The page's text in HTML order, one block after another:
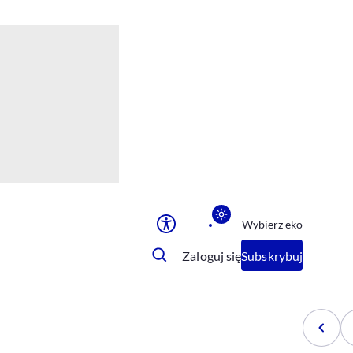
Wybierz eko
Zaloguj sięSubskrybuj